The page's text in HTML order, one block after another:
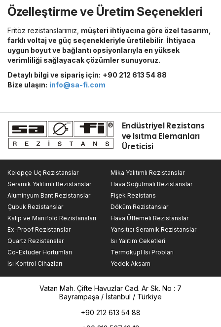
Özelleştirme ve Üretim Seçenekleri
Fritöz rezistanslarımız, müşteri ihtiyacına göre özel tasarım,
farklı voltaj ve güç seçenekleriyle üretilebilir. İhtiyaca
uygun boyut ve bağlantı opsiyonlarıyla en yüksek
verimliliği sağlayacak çözümler sunuyoruz.
Detaylı bilgi ve sipariş için: +90 212 613 54 88
Bize ulaşın: info@sa-fi.com
Endüstriyel Rezistans
ve Isıtma Elemanları
Üreticisi
Kelepçe Uç Rezistanslar
Mika Yalıtımlı Rezistanslar
Seramik Yalıtımlı Rezistanslar
Hava Soğutmalı Rezistanslar
Alüminyum Bant Rezistanslar
Fişek Rezistans
Çubuk Rezistanslar
Döküm Rezistanslar
Kalıp ve Manifold Rezistansları
Hava Üflemeli Rezistanslar
Ex-Proof Rezistanslar
Yansıtıcı Seramik Rezistanslar
Quartz Rezistanslar
Isı Yalıtım Ceketleri
Co-Extüder Hortumları
Termokupl Isı Probları
Isı Kontrol Cihazları
Yedek Aksam
Vatan Mah. Çifte Havuzlar Cad. Ar Sk. No : 7
Bayrampaşa / İstanbul / Türkiye
+90 212 613 54 88